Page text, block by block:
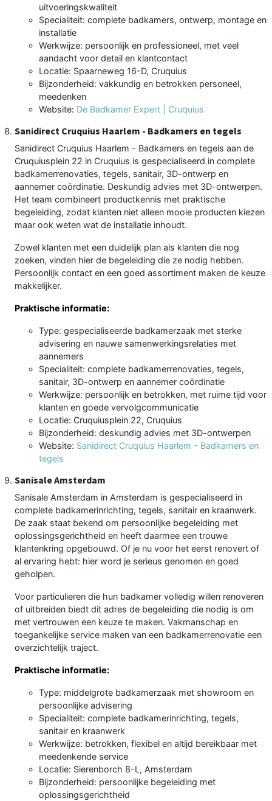
uitvoeringskwaliteit
Specialiteit: complete badkamers, ontwerp, montage en
installatie
Werkwijze: persoonlijk en professioneel, met veel
aandacht voor detail en klantcontact
Locatie: Spaarneweg 16-D, Cruquius
Bijzonderheid: vakkundig en betrokken personeel,
meedenken
Website: De Badkamer Expert | Cruquius
Sanidirect Cruquius Haarlem - Badkamers en tegels
Sanidirect Cruquius Haarlem - Badkamers en tegels aan de
Cruquiusplein 22 in Cruquius is gespecialiseerd in complete
badkamerrenovaties, tegels, sanitair, 3D-ontwerp en
aannemer coördinatie. Deskundig advies met 3D-ontwerpen.
Het team combineert productkennis met praktische
begeleiding, zodat klanten niet alleen mooie producten kiezen
maar ook weten wat de installatie inhoudt.
Zowel klanten met een duidelijk plan als klanten die nog
zoeken, vinden hier de begeleiding die ze nodig hebben.
Persoonlijk contact en een goed assortiment maken de keuze
makkelijker.
Praktische informatie:
Type: gespecialiseerde badkamerzaak met sterke
advisering en nauwe samenwerkingsrelaties met
aannemers
Specialiteit: complete badkamerrenovaties, tegels,
sanitair, 3D-ontwerp en aannemer coördinatie
Werkwijze: persoonlijk en betrokken, met ruime tijd voor
klanten en goede vervolgcommunicatie
Locatie: Cruquiusplein 22, Cruquius
Bijzonderheid: deskundig advies met 3D-ontwerpen
Website: Sanidirect Cruquius Haarlem - Badkamers en
tegels
Sanisale Amsterdam
Sanisale Amsterdam in Amsterdam is gespecialiseerd in
complete badkamerinrichting, tegels, sanitair en kraanwerk.
De zaak staat bekend om persoonlijke begeleiding met
oplossingsgerichtheid en heeft daarmee een trouwe
klantenkring opgebouwd. Of je nu voor het eerst renovert of
al ervaring hebt: hier word je serieus genomen en goed
geholpen.
Voor particulieren die hun badkamer volledig willen renoveren
of uitbreiden biedt dit adres de begeleiding die nodig is om
met vertrouwen een keuze te maken. Vakmanschap en
toegankelijke service maken van een badkamerrenovatie een
overzichtelijk traject.
Praktische informatie:
Type: middelgrote badkamerzaak met showroom en
persoonlijke advisering
Specialiteit: complete badkamerinrichting, tegels,
sanitair en kraanwerk
Werkwijze: betrokken, flexibel en altijd bereikbaar met
meedenkende service
Locatie: Sierenborch 8-L, Amsterdam
Bijzonderheid: persoonlijke begeleiding met
oplossingsgerichtheid